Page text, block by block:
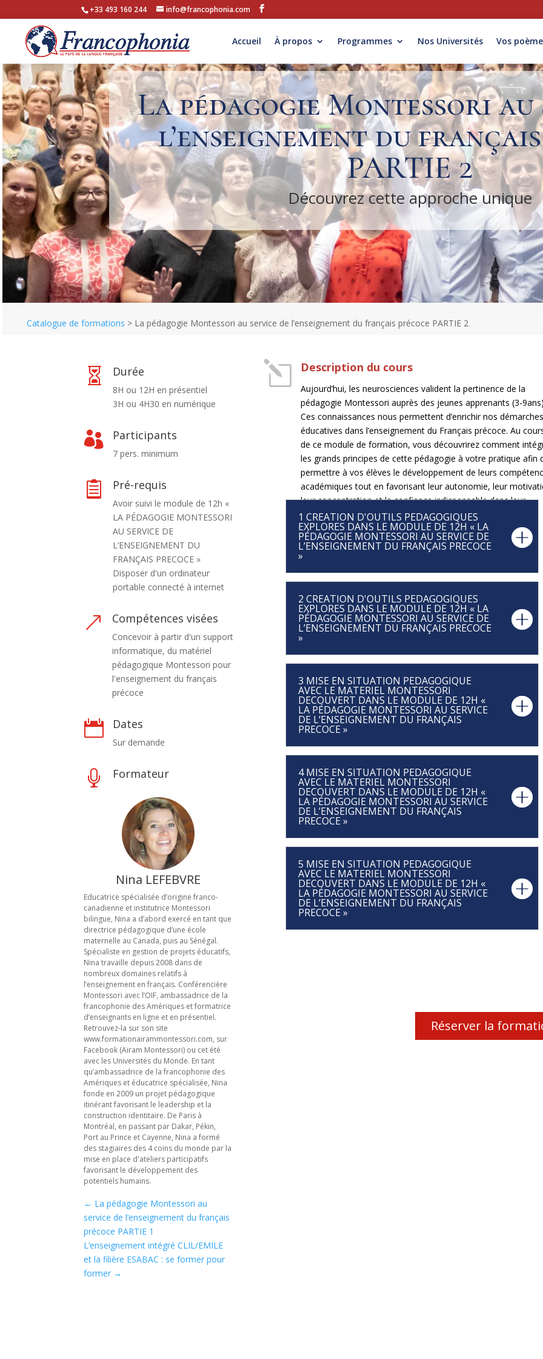
+33 493 160 244 info@francophonia.com
Accueil À propos Programmes Nos Universités Vos
La pédagogie Montessori au
l’enseignement du
PARTIE 2
Découvrez cette approche unique
Catalogue de formations > La pédagogie Montessori au service de l’enseignement du français précoce PARTIE 2
 Durée
8H ou 12H en présentiel
3H ou 4H30 en numérique
 Participants
7 pers. minimum
 Pré-requis
Avoir suivi le module de 12h «
LA PÉDAGOGIE MONTESSORI
AU SERVICE DE
L’ENSEIGNEMENT DU
FRANÇAIS PRECOCE »
Disposer d'un ordinateur
portable connecté à internet
& Compétences visées
Concevoir à partir d'un support
informatique, du matériel
pédagogique Montessori pour
l'enseignement du français
précoce
 Dates
Sur demande
 Formateur
Nina LEFEBVRE
Educatrice spécialisée d’origine franco-
canadienne et institutrice Montessori
bilingue, Nina a d’abord exercé en tant que
directrice pédagogique d’une école
maternelle au Canada, puis au Sénégal.
Spécialiste en gestion de projets éducatifs,
Nina travaille depuis 2008 dans de
nombreux domaines relatifs à
l’enseignement en français. Conférencière
Montessori avec l’OIF, ambassadrice de la
francophonie des Amériques et formatrice
d’enseignants en ligne et en présentiel.
Retrouvez-la sur son site
www.formationairammontessori.com, sur
Facebook (Airam Montessori) ou cet été
avec les Universités du Monde. En tant
qu’ambassadrice de la francophonie des
Amériques et éducatrice spécialisée, Nina
fonde en 2009 un projet pédagogique
itinérant favorisant le leadership et la
construction identitaire. De Paris à
Montréal, en passant par Dakar, Pékin,
Port au Prince et Cayenne, Nina a formé
des stagiaires des 4 coins du monde par la
mise en place d'ateliers participatifs
favorisant le développement des
potentiels humains.
← La pédagogie Montessori au
service de l’enseignement du français
précoce PARTIE 1
L’enseignement intégré CLIL/EMILE
et la filière ESABAC : se former pour
former →
l Description du cours
Aujourd’hui, les neurosciences valident la pertinence de la
pédagogie Montessori auprès des jeunes apprenants (3-
Ces connaissances nous permettent d’enrichir nos
éducatives dans l’enseignement du Français précoce. Au
de ce module de formation, vous découvrirez comment
les grands principes de cette pédagogie à votre pratique afin
permettre à vos élèves le développement de leurs
académiques tout en favorisant leur autonomie, leur
leur concentration et la confiance indispensable dans leur
apprentissage d’une langue seconde ou étrangère.
1 CREATION D'OUTILS PEDAGOGIQUES
EXPLORES DANS LE MODULE DE 12H « LA
PÉDAGOGIE MONTESSORI AU SERVICE DE
L’ENSEIGNEMENT DU FRANÇAIS PRECOCE
»
2 CREATION D'OUTILS PEDAGOGIQUES
EXPLORES DANS LE MODULE DE 12H « LA
PÉDAGOGIE MONTESSORI AU SERVICE DE
L’ENSEIGNEMENT DU FRANÇAIS PRECOCE
»
3 MISE EN SITUATION PEDAGOGIQUE
AVEC LE MATERIEL MONTESSORI
DECOUVERT DANS LE MODULE DE 12H «
LA PÉDAGOGIE MONTESSORI AU SERVICE
DE L’ENSEIGNEMENT DU FRANÇAIS
PRECOCE »
4 MISE EN SITUATION PEDAGOGIQUE
AVEC LE MATERIEL MONTESSORI
DECOUVERT DANS LE MODULE DE 12H «
LA PÉDAGOGIE MONTESSORI AU SERVICE
DE L’ENSEIGNEMENT DU FRANÇAIS
PRECOCE »
5 MISE EN SITUATION PEDAGOGIQUE
AVEC LE MATERIEL MONTESSORI
DECOUVERT DANS LE MODULE DE 12H «
LA PÉDAGOGIE MONTESSORI AU SERVICE
DE L’ENSEIGNEMENT DU FRANÇAIS
PRECOCE »
Réserver la